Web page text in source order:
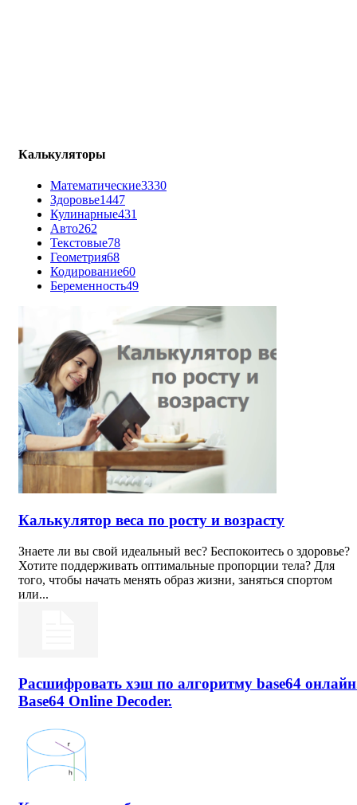
Калькуляторы
Математические3330
Здоровье1447
Кулинарные431
Авто262
Текстовые78
Геометрия68
Кодирование60
Беременность49
Калькулятор веса по росту и возрасту
Знаете ли вы свой идеальный вес? Беспокоитесь о здоровье?
Хотите поддерживать оптимальные пропорции тела? Для
того, чтобы начать менять образ жизни, заняться спортом
или...
Расшифровать хэш по алгоритму base64
Base64 Online Decoder.